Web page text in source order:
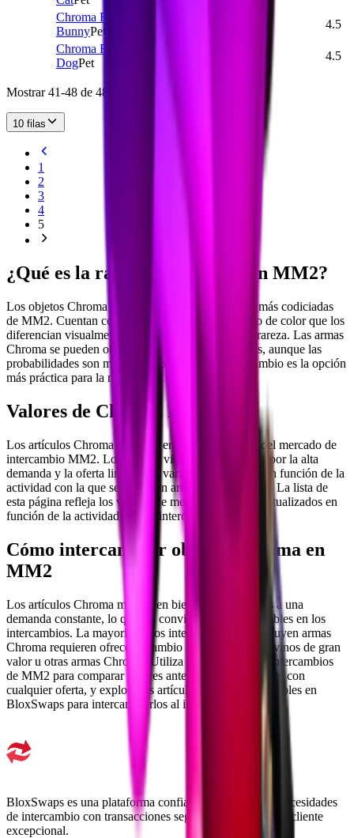
Chroma Fire
BunnyPet
4.5
Chroma Fire
DogPet
4.5
Mostrar 41-48 de 48 artículos
10 filas
1
2
3
4
5
¿Qué es la rareza de Chroma en MM2?
Los objetos Chroma se encuentran entre las armas más codiciadas
de MM2. Cuentan con efectos animados de cambio de color que los
diferencian visualmente de cualquier otro nivel de rareza. Las armas
Chroma se pueden obtener al abrir cajas específicas, aunque las
probabilidades son muy bajas, por lo que el intercambio es la opción
más práctica para la mayoría de los jugadores.
Valores de Chroma MM2
Los artículos Chroma se sitúan en la parte superior del mercado de
intercambio MM2. Los valores vienen determinados por la alta
demanda y la oferta limitada, y varían regularmente en función de la
actividad con la que se negocian artículos específicos. La lista de
esta página refleja los valores de mercado actuales, actualizados en
función de la actividad real de intercambio.
Cómo intercambiar objetos Chroma en
MM2
Los artículos Chroma mantienen bien su valor gracias a una
demanda constante, lo que los convierte en activos fiables en los
intercambios. La mayoría de los intercambios que incluyen armas
Chroma requieren ofrecer a cambio varios artículos divinos de gran
valor u otras armas Chroma. Utiliza el verificador de intercambios
de MM2 para comparar valores antes de comprometerte con
cualquier oferta, y explora los artículos Chroma disponibles en
BloxSwaps para intercambiarlos al instante.
BloxSwaps es una plataforma confiable para todas tus necesidades
de intercambio con transacciones seguras y un soporte al cliente
excepcional.